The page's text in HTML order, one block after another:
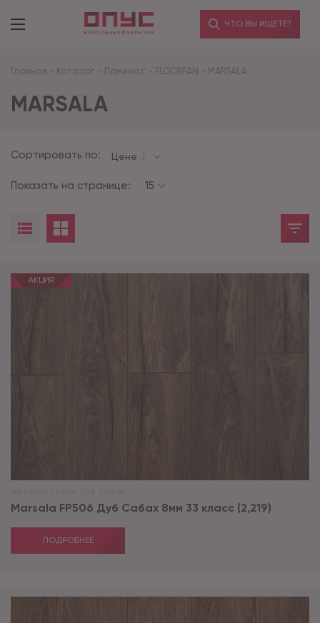
ЧТО ВЫ ИЩЕТЕ?
Главная - Каталог - Ламинат - FLOORPAN - MARSALA
MARSALA
Сортировать по: Цене
Показать на странице: 15
АКЦИЯ
Marsala FP506 Дуб Сабах 8мм 33 класс (2,219)
ПОДРОБНЕЕ